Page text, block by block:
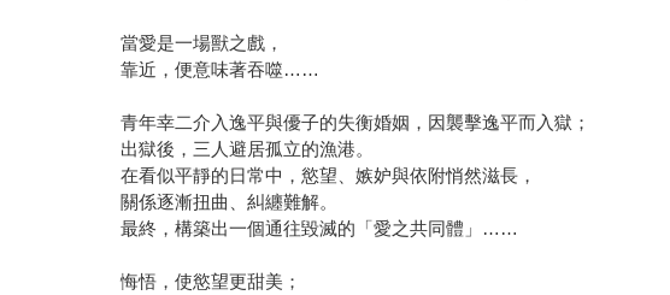
當愛是一場獸之戲，
靠近，便意味著吞噬……
青年幸二介入逸平與優子的失衡婚姻，因襲擊逸平而入獄；
出獄後，三人避居孤立的漁港。
在看似平靜的日常中，慾望、嫉妒與依附悄然滋長，
關係逐漸扭曲、糾纏難解。
最終，構築出一個通往毀滅的「愛之共同體」……
悔悟，使慾望更甜美；